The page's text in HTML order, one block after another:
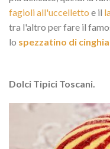
fagioli all'uccelletto e il
tra l'altro per fare il
lo spezzatino di
Dolci Tipici Toscani.